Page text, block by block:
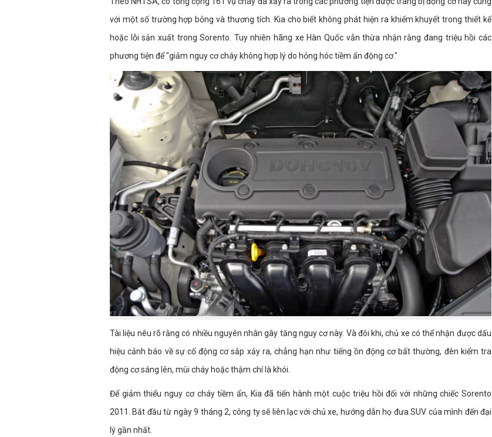
với một số trường hợp bỏng và thương tích. Kia cho biết không phát hiện ra khiếm khuyết trong thiết kế
hoặc lỗi sản xuất trong Sorento. Tuy nhiên hãng xe Hàn Quốc vẫn thừa nhận rằng đang triệu hồi các
phương tiện để "giảm nguy cơ cháy không hợp lý do hỏng hóc tiềm ẩn động cơ."
Tài liệu nêu rõ rằng có nhiều nguyên nhân gây tăng nguy cơ này. Và đôi khi, chủ xe có thể nhận được dấu
hiệu cảnh báo về sự cố động cơ sắp xảy ra, chẳng hạn như tiếng ồn động cơ bất thường, đèn kiểm tra
động cơ sáng lên, mùi cháy hoặc thậm chí là khói.
Để giảm thiểu nguy cơ cháy tiềm ẩn, Kia đã tiến hành một cuộc triệu hồi đối với những chiếc Sorento
2011. Bắt đầu từ ngày 9 tháng 2, công ty sẽ liên lạc với chủ xe, hướng dẫn họ đưa SUV của mình đến đại
lý gần nhất.